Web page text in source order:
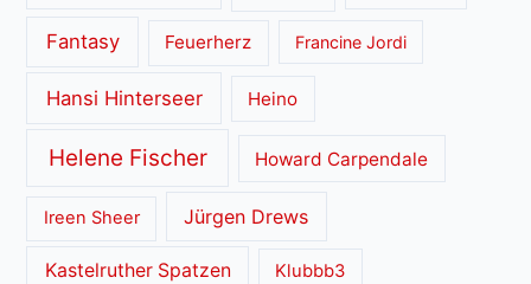
Fantasy Feuerherz Francine Jordi
Hansi Hinterseer Heino
Helene Fischer Howard Carpendale
Ireen Sheer Jürgen Drews
Kastelruther Spatzen Klubbb3